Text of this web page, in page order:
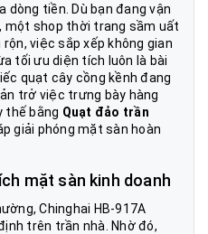
tiền. Dù bạn đang vận
một shop thời trang sầm uất
việc sắp xếp không gian
tối ưu diện tích luôn là bài
quạt cây cồng kềnh đang
trở việc trưng bày hàng
thế bằng Quạt đảo trần
giải phóng mặt sàn hoàn
mặt sàn kinh doanh
Chinghai HB-917A
trên trần nhà. Nhờ đó,